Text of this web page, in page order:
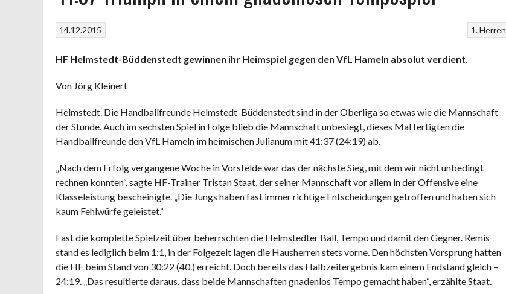
1. Herren
14.12.2015
HF Helmstedt-Büddenstedt gewinnen ihr Heimspiel gegen den VfL Hameln absolut verdient.
Von Jörg Kleinert
Helmstedt. Die Handballfreunde Helmstedt-Büddenstedt sind in der Oberliga so etwas wie die Mannschaft
der Stunde. Auch im sechsten Spiel in Folge blieb die Mannschaft unbesiegt, dieses Mal fertigten die
Handballfreunde den VfL Hameln im heimischen Julianum mit 41:37 (24:19) ab.
„Nach dem Erfolg vergangene Woche in Vorsfelde war das der nächste Sieg, mit dem wir nicht unbedingt
rechnen konnten“, sagte HF-Trainer Tristan Staat, der seiner Mannschaft vor allem in der Offensive eine
Klasseleistung bescheinigte. „Die Jungs haben fast immer richtige Entscheidungen getroffen und haben sich
kaum Fehlwürfe geleistet.“
Fast die komplette Spielzeit über beherrschten die Helmstedter Ball, Tempo und damit den Gegner. Remis
stand es lediglich beim 1:1, in der Folgezeit lagen die Hausherren stets vorne. Den höchsten Vorsprung hatten
die HF beim Stand von 30:22 (40.) erreicht. Doch bereits das Halbzeitergebnis kam einem Endstand gleich –
24:19. „Das resultierte daraus, dass beide Mannschaften gnadenlos Tempo gemacht haben“, erzählte Staat.